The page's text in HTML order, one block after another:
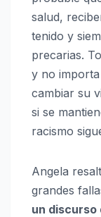
salud,
tenido y
precarias.
y no
cambiar su
si se
racismo
Angela
grandes
un discurso